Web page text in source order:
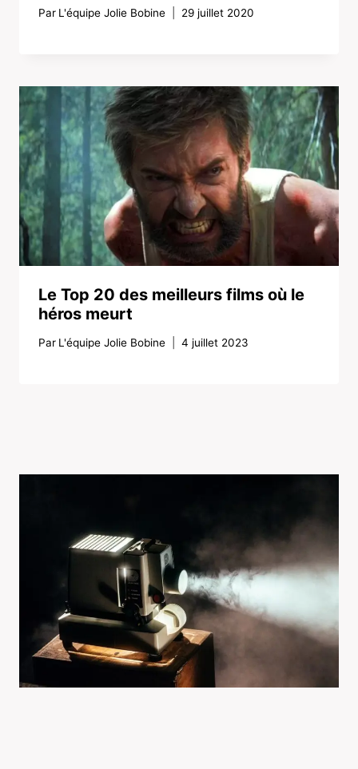
Par L'équipe Jolie Bobine 29 juillet 2020
Le Top 20 des meilleurs films où le
héros meurt
Par L'équipe Jolie Bobine 4 juillet 2023